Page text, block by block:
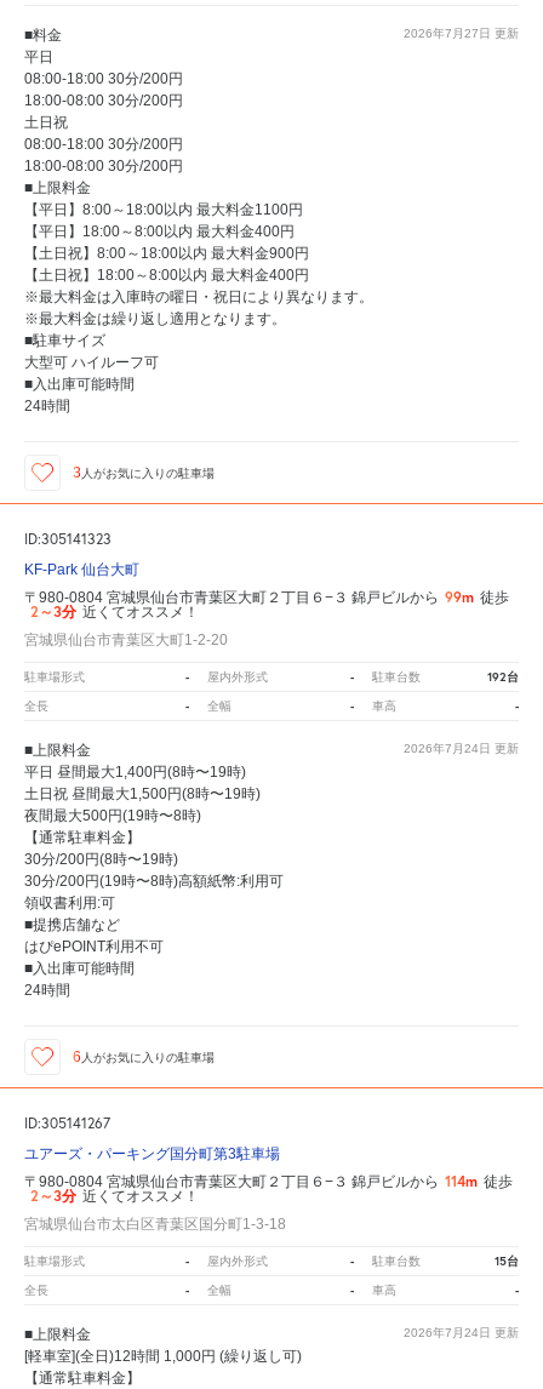
2026年7月27日 更新
■料金
平日
08:00-18:00 30分/200円
18:00-08:00 30分/200円
土日祝
08:00-18:00 30分/200円
18:00-08:00 30分/200円
■上限料金
【平日】8:00～18:00以内 最大料金1100円
【平日】18:00～8:00以内 最大料金400円
【土日祝】8:00～18:00以内 最大料金900円
【土日祝】18:00～8:00以内 最大料金400円
※最大料金は入庫時の曜日・祝日により異なります。
※最大料金は繰り返し適用となります。
■駐車サイズ
大型可 ハイルーフ可
■入出庫可能時間
24時間
3 人がお気に入りの駐車場
ID:305141323
KF-Park 仙台大町
〒980-0804 宮城県仙台市青葉区大町２丁目６−３ 錦戸ビルから 99m 徒歩
2～3分 近くてオススメ！
宮城県仙台市青葉区大町1-2-20
駐車場形式 - 屋内外形式 - 駐車台数 192台
全長 - 全幅 - 車高 -
2026年7月24日 更新
■上限料金
平日 昼間最大1,400円(8時〜19時)
土日祝 昼間最大1,500円(8時〜19時)
夜間最大500円(19時〜8時)
【通常駐車料金】
30分/200円(8時〜19時)
30分/200円(19時〜8時)高額紙幣:利用可
領収書利用:可
■提携店舗など
はぴePOINT利用不可
■入出庫可能時間
24時間
6 人がお気に入りの駐車場
ID:305141267
ユアーズ・パーキング国分町第3駐車場
〒980-0804 宮城県仙台市青葉区大町２丁目６−３ 錦戸ビルから 114m 徒歩
2～3分 近くてオススメ！
宮城県仙台市太白区青葉区国分町1-3-18
駐車場形式 - 屋内外形式 - 駐車台数 15台
全長 - 全幅 - 車高 -
2026年7月24日 更新
■上限料金
[軽車室](全日)12時間 1,000円 (繰り返し可)
【通常駐車料金】